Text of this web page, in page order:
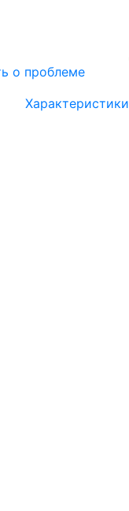
о проблеме
Характеристики